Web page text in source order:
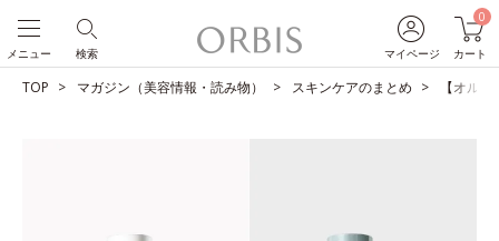
マイページ
0
カート
検索
メニュー
TOP マガジン（美容情報・読み物） スキンケアのまとめ 【オル